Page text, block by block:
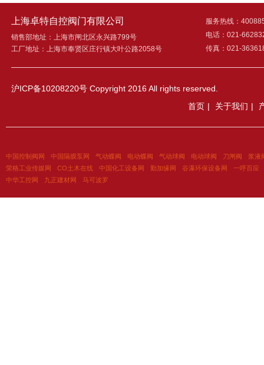
上海卓特自控阀门有限公司
销售部地址：上海市闸北区永兴路799号
工厂地址：上海市奉贤区庄行镇大叶公路2058号
服务热线：
电话：021-
传真：021-
沪ICP备10208220号 Copyright 2016 All rights reserved.
首页 | 关于我们 |
中国控制阀网 中国隔膜泵网 气动蝶阀 电动蝶阀 气动球阀 电动球阀 刀闸阀
浆液
荣格工业传媒网
CO土木在线 中国化工设备网 勤加缘网 谷瀑环保设备网
一呼百应
中华工控网
九正建材网 马可波罗